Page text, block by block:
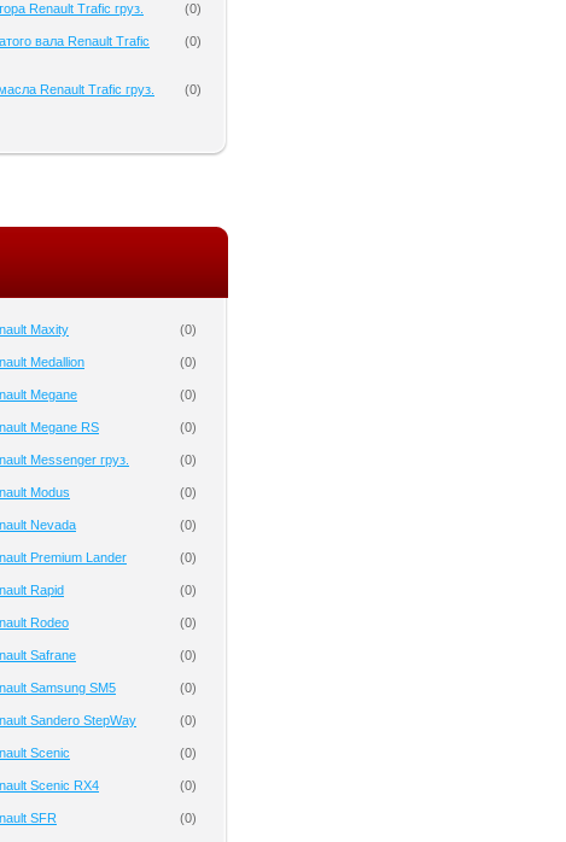
Renault Trafic груз. (0)
вала Renault Trafic
(0)
Renault Trafic груз. (0)
Maxity (0)
Medallion (0)
Megane (0)
Megane RS (0)
Messenger груз. (0)
Modus (0)
Nevada (0)
Premium Lander (0)
Rapid (0)
Rodeo (0)
Safrane (0)
Samsung SM5 (0)
Sandero StepWay (0)
Scenic (0)
Scenic RX4 (0)
SFR (0)